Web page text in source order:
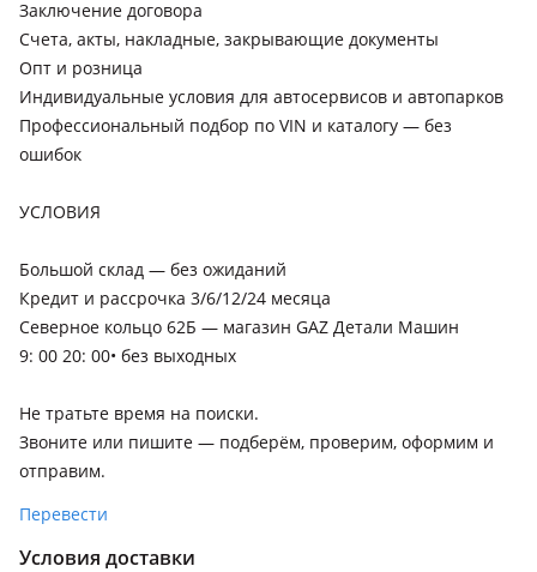
Заключение договора
Счета, акты, накладные, закрывающие документы
Опт и розница
Индивидуальные условия для автосервисов и автопарков
Профессиональный подбор по VIN и каталогу — без
ошибок
УСЛОВИЯ
Большой склад — без ожиданий
Кредит и рассрочка 3/6/12/24 месяца
Северное кольцо 62Б — магазин GAZ Детали Машин
9: 00 20: 00• без выходных
Не тратьте время на поиски.
Звоните или пишите — подберём, проверим, оформим и
отправим.
Перевести
Условия доставки